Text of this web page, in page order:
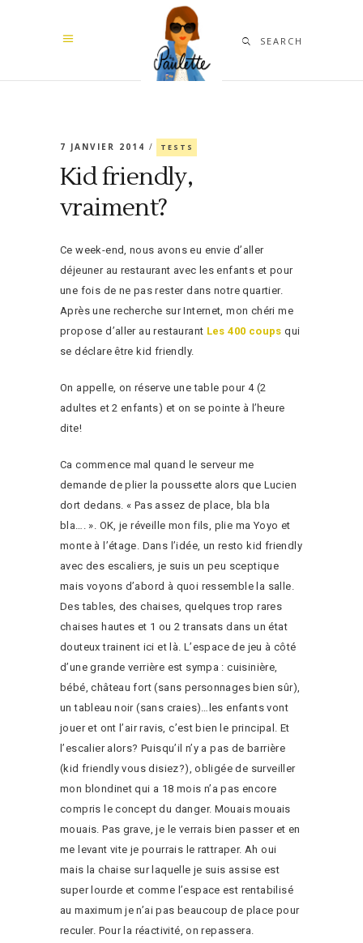
SEARCH
7 JANVIER 2014 TESTS
Kid friendly,
vraiment?
Ce week-end, nous avons eu envie d’aller
déjeuner au restaurant avec les enfants et pour
une fois de ne pas rester dans notre quartier.
Après une recherche sur Internet, mon chéri me
propose d’aller au restaurant Les 400 coups qui
se déclare être kid friendly.
On appelle, on réserve une table pour 4 (2
adultes et 2 enfants) et on se pointe à l’heure
dite!
Ca commence mal quand le serveur me
demande de plier la poussette alors que Lucien
dort dedans. « Pas assez de place, bla bla
bla…. ». OK, je réveille mon fils, plie ma Yoyo et
monte à l’étage. Dans l’idée, un resto kid friendly
avec des escaliers, je suis un peu sceptique
mais voyons d’abord à quoi ressemble la salle.
Des tables, des chaises, quelques trop rares
chaises hautes et 1 ou 2 transats dans un état
douteux trainent ici et là. L’espace de jeu à côté
d’une grande verrière est sympa : cuisinière,
bébé, château fort (sans personnages bien sûr),
un tableau noir (sans craies)…les enfants vont
jouer et ont l’air ravis, c’est bien le principal. Et
l’escalier alors? Puisqu’il n’y a pas de barrière
(kid friendly vous disiez?), obligée de surveiller
mon blondinet qui a 18 mois n’a pas encore
compris le concept du danger. Mouais mouais
mouais. Pas grave, je le verrais bien passer et en
me levant vite je pourrais le rattraper. Ah oui
mais la chaise sur laquelle je suis assise est
super lourde et comme l’espace est rentabilisé
au maximum je n’ai pas beaucoup de place pour
reculer. Pour la réactivité, on repassera.